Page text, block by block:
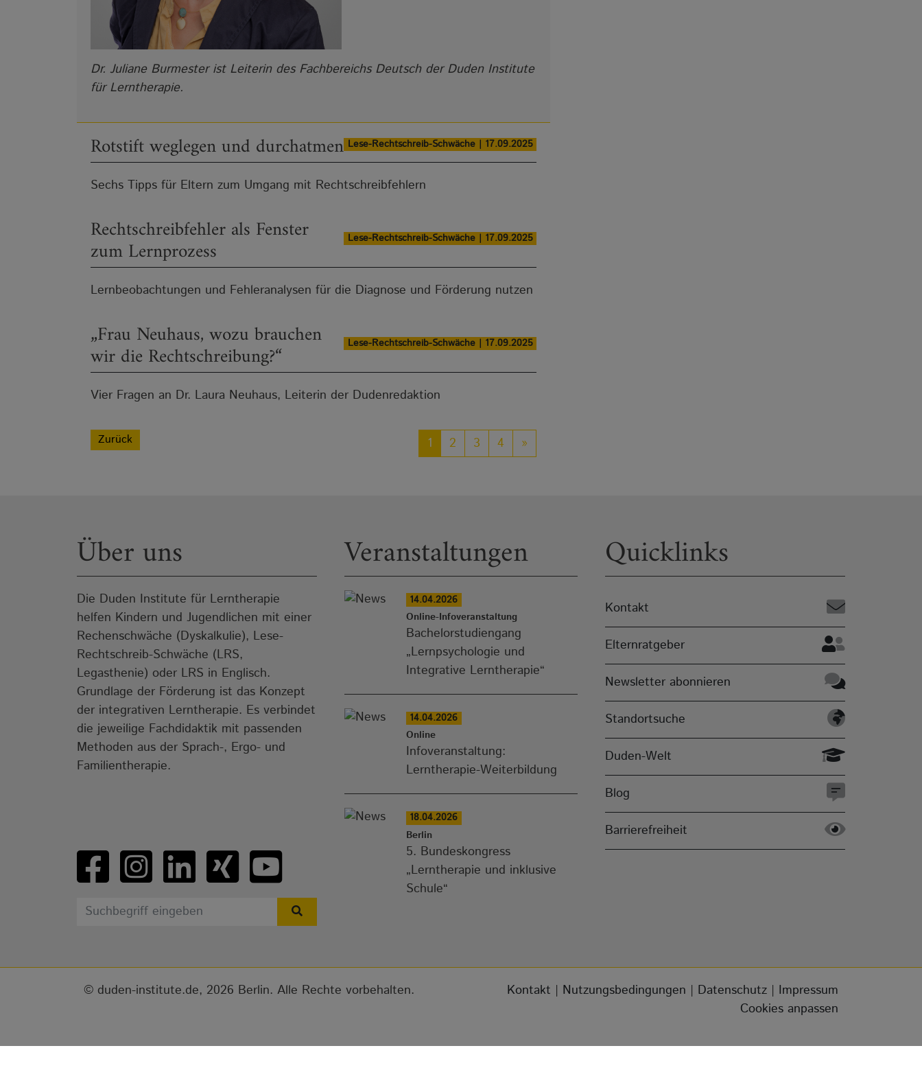
Dr. Juliane Burmester ist Leiterin des Fachbereichs Deutsch der Duden Institute
für Lerntherapie.
Rotstift weglegen und durchatmen Lese-Rechtschreib-Schwäche | 17.09.2025
Sechs Tipps für Eltern zum Umgang mit Rechtschreibfehlern
Rechtschreibfehler als Fenster
zum Lernprozess Lese-Rechtschreib-Schwäche | 17.09.2025
Lernbeobachtungen und Fehleranalysen für die Diagnose und Förderung nutzen
„Frau Neuhaus, wozu brauchen
wir die Rechtschreibung?“ Lese-Rechtschreib-Schwäche | 17.09.2025
Vier Fragen an Dr. Laura Neuhaus, Leiterin der Dudenredaktion
Zurück 1 2 3 4 »
Über uns
Die Duden Institute für Lerntherapie
helfen Kindern und Jugendlichen mit einer
Rechenschwäche (Dyskalkulie), Lese-
Rechtschreib-Schwäche (LRS,
Legasthenie) oder LRS in Englisch.
Grundlage der Förderung ist das Konzept
der integrativen Lerntherapie. Es verbindet
die jeweilige Fachdidaktik mit passenden
Methoden aus der Sprach-, Ergo- und
Familientherapie.
Veranstaltungen
14.04.2026
Online-Infoveranstaltung
Bachelorstudiengang
„Lernpsychologie und
Integrative Lerntherapie“
14.04.2026
Online
Infoveranstaltung:
Lerntherapie-Weiterbildung
18.04.2026
Berlin
5. Bundeskongress
„Lerntherapie und inklusive
Schule“
Quicklinks
Kontakt
Elternratgeber
Newsletter abonnieren
Standortsuche
Duden-Welt
Blog
Barrierefreiheit
duden-institute.de, 2026 Berlin. Alle Rechte vorbehalten. Kontakt | Nutzungsbedingungen | Datenschutz | Impressum
Cookies anpassen